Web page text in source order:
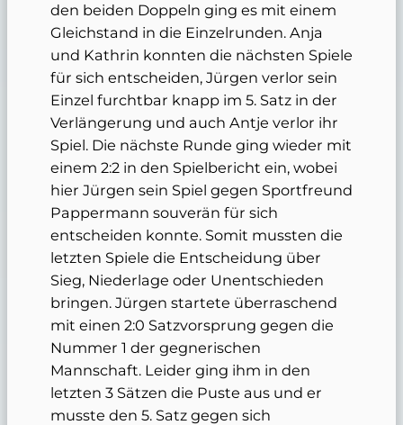
den beiden Doppeln ging es mit einem
Gleichstand in die Einzelrunden. Anja
und Kathrin konnten die nächsten Spiele
für sich entscheiden, Jürgen verlor sein
Einzel furchtbar knapp im 5. Satz in der
Verlängerung und auch Antje verlor ihr
Spiel. Die nächste Runde ging wieder mit
einem 2:2 in den Spielbericht ein, wobei
hier Jürgen sein Spiel gegen Sportfreund
Pappermann souverän für sich
entscheiden konnte. Somit mussten die
letzten Spiele die Entscheidung über
Sieg, Niederlage oder Unentschieden
bringen. Jürgen startete überraschend
mit einen 2:0 Satzvorsprung gegen die
Nummer 1 der gegnerischen
Mannschaft. Leider ging ihm in den
letzten 3 Sätzen die Puste aus und er
musste den 5. Satz gegen sich